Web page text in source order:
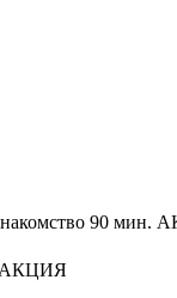
90 мин.
АКЦИЯ